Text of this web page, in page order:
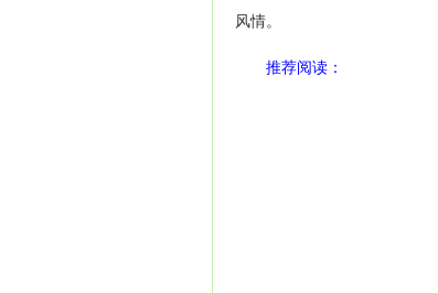
风情。
推荐阅读：